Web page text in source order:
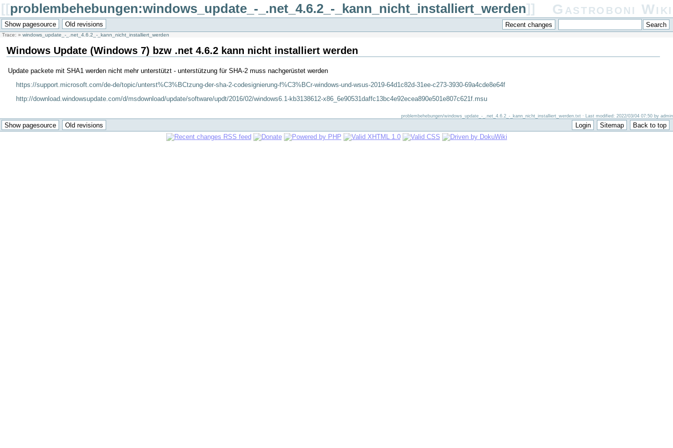
[[problembehebungen:windows_update_-_.net_4.6.2_-_kann_nicht_installiert_werden]] Gastroboni Wiki
Trace: » windows_update_-_.net_4.6.2_-_kann_nicht_installiert_werden
Windows Update (Windows 7) bzw .net 4.6.2 kann nicht installiert werden
Update packete mit SHA1 werden nicht mehr unterstützt - unterstützung für SHA-2 muss nachgerüstet werden
https://support.microsoft.com/de-de/topic/unterst%C3%BCtzung-der-sha-2-codesignierung-f%C3%BCr-windows-und-wsus-2019-64d1c82d-31ee-c273-3930-69a4cde8e64f
http://download.windowsupdate.com/d/msdownload/update/software/updt/2016/02/windows6.1-kb3138612-x86_6e90531daffc13bc4e92ecea890e501e807c621f.msu
problembehebungen/windows_update_-_.net_4.6.2_-_kann_nicht_installiert_werden.txt · Last modified: 2022/03/04 07:50 by admin